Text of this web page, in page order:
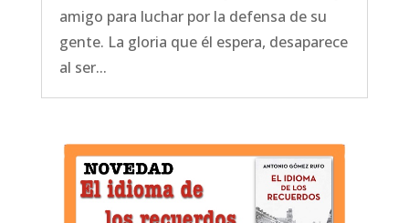
amigo para luchar por la defensa de su
gente. La gloria que él espera, desaparece
al ser...